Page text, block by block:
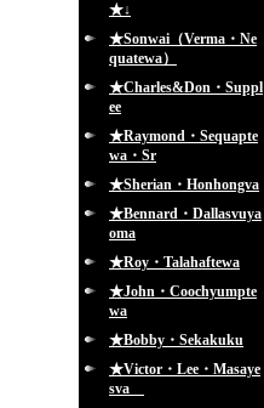
★↓
★Sonwai（Verma・Ne
quatewa）
★Charles&Don・Suppl
ee
★Raymond・Sequapte
wa・Sr
★Sherian・Honhongva
★Bennard・Dallasvuya
oma
★Roy・Talahaftewa
★John・Coochyumpte
wa
★Bobby・Sekakuku
★Victor・Lee・Masaye
sva